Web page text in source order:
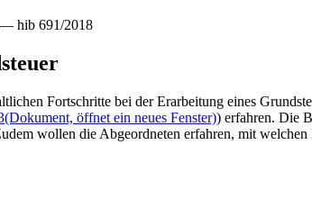
hib 691/2018
Fortschritte bei der Erarbeitung eines
(Dokument, öffnet ein neues Fenster)) erfahren. Die
wollen die Abgeordneten erfahren, mit